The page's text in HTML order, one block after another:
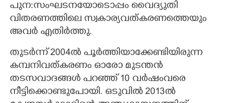
പുന:സംഘടനയോടൊപ്പം വൈദ്യുതി
വിതരണത്തിലെ സ്വകാര്യവത്കരണത്തെയും
അവർ എതിർത്തു.
തുടർന്ന് 2004ൽ പൂർത്തിയാക്കേണ്ടിയിരുന്ന
കമ്പനിവത്കരണം ഓരോ മുടന്തൻ
തടസവാദങ്ങൾ പറഞ്ഞ് 10 വർഷംവരെ
നീട്ടിക്കൊണ്ടുപോയി. ഒടുവിൽ 2013ൽ